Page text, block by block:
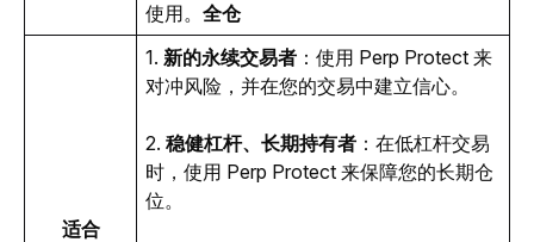
使用。 全仓
适合
1. 新的永续交易者：使用 Perp Protect 来
对冲风险，并在您的交易中建立信心。
2. 稳健杠杆、长期持有者：在低杠杆交易
时，使用 Perp Protect 来保障您的长期仓
位。